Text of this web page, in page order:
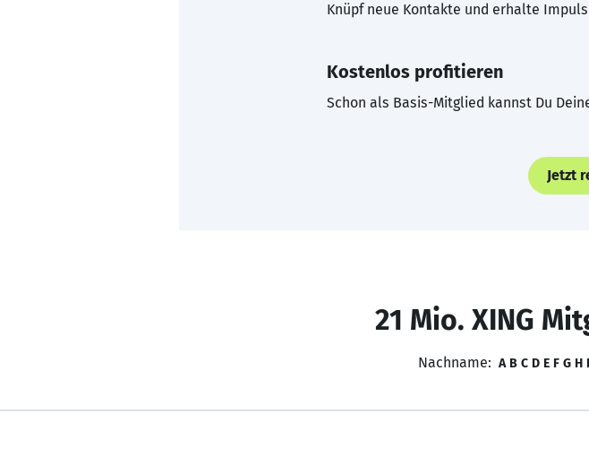
Knüpf neue Kontakte und erhalte
Kostenlos profitieren
Schon als Basis-Mitglied kannst Du
Jetzt
21 Mio. XING
Nachname: A B C D E F G H I